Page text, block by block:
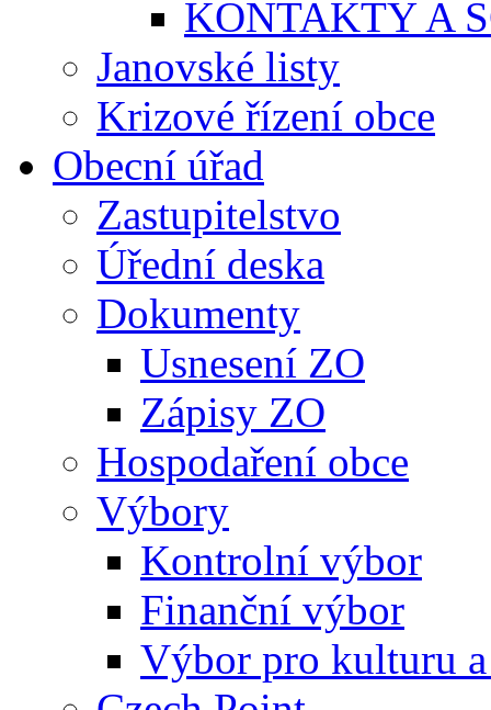
KONTAKTY A
Janovské listy
Krizové řízení obce
Obecní úřad
Zastupitelstvo
Úřední deska
Dokumenty
Usnesení ZO
Zápisy ZO
Hospodaření obce
Výbory
Kontrolní výbor
Finanční výbor
Výbor pro kulturu